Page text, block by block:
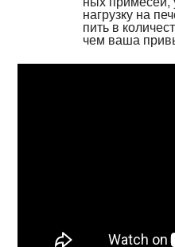
нагрузку на
пить в
чем ваша